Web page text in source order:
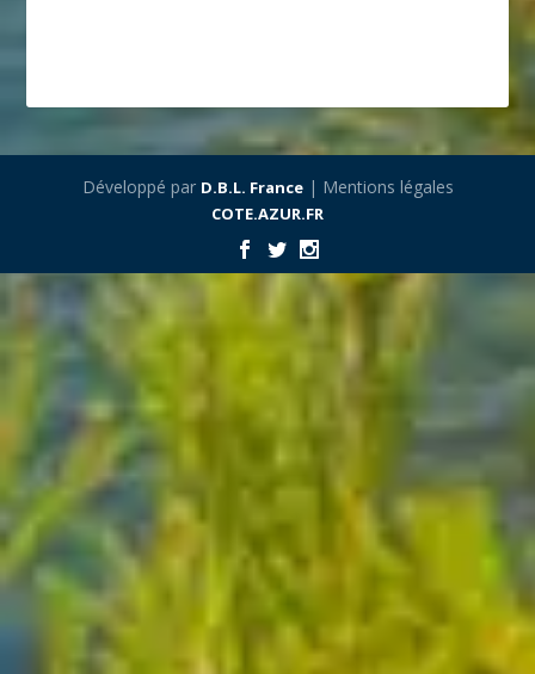
Développé par D.B.L. France| Mentions légales
COTE.AZUR.FR